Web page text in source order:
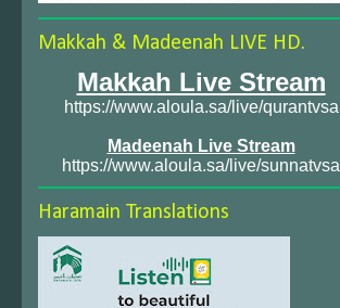
Makkah & Madeenah LIVE HD.
Makkah Live Stream
https://www.aloula.sa/live/qurantvsa
Madeenah Live Stream
https://www.aloula.sa/live/sunnatvsa
Haramain Translations